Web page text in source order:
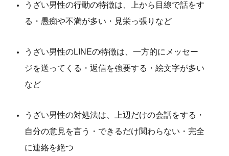
うざい男性の行動の特徴は、上から目線で話をす
る・愚痴や不満が多い・見栄っ張りなど
うざい男性のLINEの特徴は、一方的にメッセー
ジを送ってくる・返信を強要する・絵文字が多い
など
うざい男性の対処法は、上辺だけの会話をする・
自分の意見を言う・できるだけ関わらない・完全
に連絡を絶つ